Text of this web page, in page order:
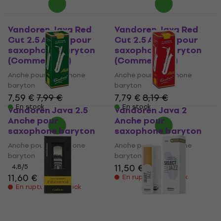
Vandoren Java Red
Cut 2.5 Anche pour
saxophone baryton
(Comme neuf)
Anche pour saxophone
baryton
7,59 €7,99 €
En stock
Vandoren Java Red
Cut 2.5 Anche pour
saxophone baryton
(Comme neuf)
Anche pour saxophone
baryton
7,79 €8,19 €
En stock
Vandoren Java 2.5
Anche pour
saxophone baryton
Anche pour saxophone
baryton
4,8/5
11,60 €
En rupture de stock
Vandoren Java 2
Anche pour
saxophone baryton
Anche pour saxophone
baryton
11,50 €
En rupture de stock